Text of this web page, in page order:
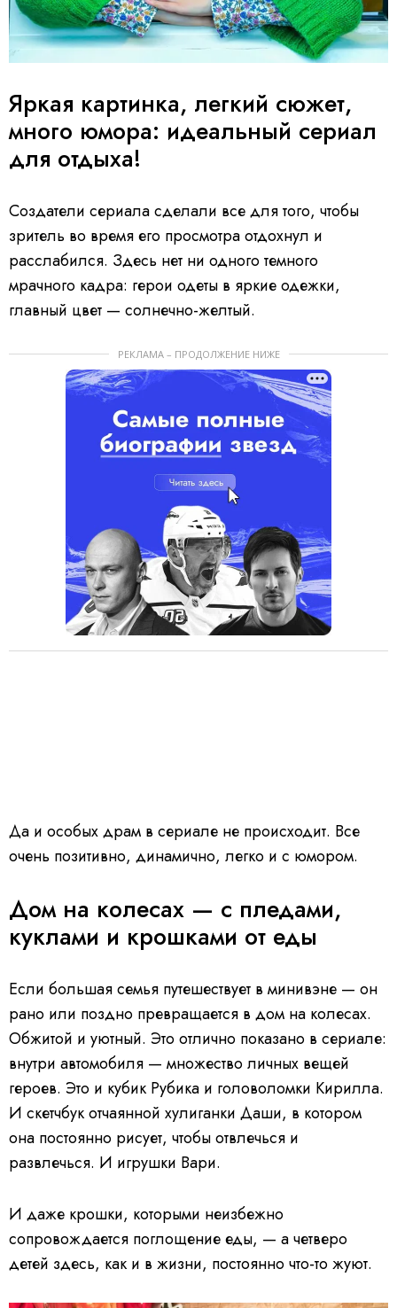
Яркая картинка, легкий сюжет,
много юмора: идеальный сериал
для отдыха!
Создатели сериала сделали все для того, чтобы
зритель во время его просмотра отдохнул и
расслабился. Здесь нет ни одного темного
мрачного кадра: герои одеты в яркие одежки,
главный цвет — солнечно-желтый.
РЕКЛАМА – ПРОДОЛЖЕНИЕ НИЖЕ
Да и особых драм в сериале не происходит. Все
очень позитивно, динамично, легко и с юмором.
Дом на колесах — с пледами,
куклами и крошками от еды
Если большая семья путешествует в минивэне — он
рано или поздно превращается в дом на колесах.
Обжитой и уютный. Это отлично показано в сериале:
внутри автомобиля — множество личных вещей
героев. Это и кубик Рубика и головоломки Кирилла.
И скетчбук отчаянной хулиганки Даши, в котором
она постоянно рисует, чтобы отвлечься и
развлечься. И игрушки Вари.
И даже крошки, которыми неизбежно
сопровождается поглощение еды, — а четверо
детей здесь, как и в жизни, постоянно что-то жуют.